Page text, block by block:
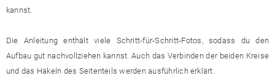
kannst.
Die Anleitung enthält viele Schritt-für-Schritt-Fotos, sodass du den
Aufbau gut nachvollziehen kannst. Auch das Verbinden der beiden Kreise
und das Häkeln des Seitenteils werden ausführlich erklärt.